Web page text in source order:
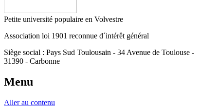
Petite université populaire en Volvestre
Association loi 1901 reconnue d´intérêt général
Siège social : Pays Sud Toulousain - 34 Avenue de Toulouse -
31390 - Carbonne
Menu
Aller au contenu